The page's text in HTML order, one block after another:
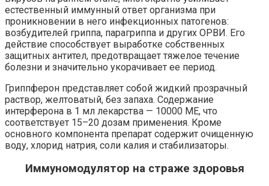
естественный иммунный ответ организма при
проникновении в него инфекционных патогенов:
возбудителей гриппа, парагриппа и других ОРВИ. Его
действие способствует выработке собственных
защитных антител, предотвращает тяжелое течение
болезни и значительно укорачивает ее период.
Гриппферон представляет собой жидкий прозрачный
раствор, желтоватый, без запаха. Содержание
интерферона в 1 мл лекарства — 10000 МЕ, что
соответствует 15–20 дозам применения. Кроме
основного компонента препарат содержит очищенную
воду, хлорид натрия, соли калия и стабилизаторы.
Иммуномодулятор на страже здоровья